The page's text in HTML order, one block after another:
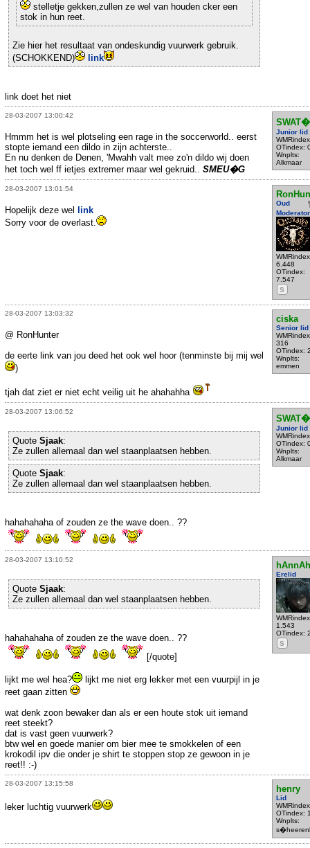
stelletje gekken,zullen ze wel van houden cker een
stok in hun reet.
Zie hier het resultaat van ondeskundig vuurwerk gebruik.
(SCHOKKEND)
link
link doet het niet
28-03-2007 13:00:42
SWAT�
Junior lid
OTindex:
Wnplts:
Alkmaar
Hmmm het is wel plotseling een rage in the soccerworld.. eerst
stopte iemand een dildo in zijn achterste..
En nu denken de Denen, 'Mwahh valt mee zo'n dildo wij doen
het toch wel ff ietjes extremer maar wel gekruid.. SMEU�G
28-03-2007 13:01:54
Oud
Moderator
6.448
OTindex:
7.547
S
Hopelijk deze wel
link
Sorry voor de overlast.
28-03-2007 13:03:32
ciska
Senior lid
316
OTindex:
Wnplts:
emmen
@ RonHunter
de eerte link van jou deed het ook wel hoor (tenminste bij mij wel
)
tjah dat ziet er niet echt veilig uit he ahahahha
28-03-2007 13:06:52
SWAT�
Junior lid
OTindex:
Wnplts:
Alkmaar
Quote Sjaak:
Ze zullen allemaal dan wel staanplaatsen hebben.
Quote Sjaak:
Ze zullen allemaal dan wel staanplaatsen hebben.
hahahahaha of zouden ze the wave doen.. ??
28-03-2007 13:10:52
hAnnAh
Erelid
1.543
OTindex:
S
Quote Sjaak:
Ze zullen allemaal dan wel staanplaatsen hebben.
hahahahaha of zouden ze the wave doen.. ??
[/quote]
lijkt me wel hea?
lijkt me niet erg lekker met een vuurpijl in je
reet gaan zitten
wat denk zoon bewaker dan als er een houte stok uit iemand
reet steekt?
dat is vast geen vuurwerk?
btw wel en goede manier om bier mee te smokkelen of een
krokodil ipv die onder je shirt te stoppen stop ze gewoon in je
reet!! :-)
28-03-2007 13:15:58
henry
Lid
OTindex:
Wnplts:
leker luchtig vuurwerk